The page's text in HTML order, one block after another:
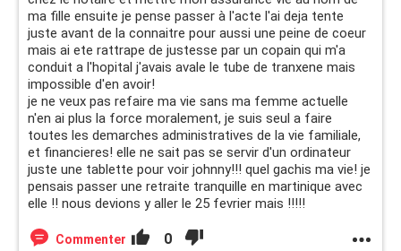
ma fille ensuite je pense passer à l'acte l'ai deja tente
juste avant de la connaitre pour aussi une peine de coeur
mais ai ete rattrape de justesse par un copain qui m'a
conduit a l'hopital j'avais avale le tube de tranxene mais
impossible d'en avoir!
je ne veux pas refaire ma vie sans ma femme actuelle
n'en ai plus la force moralement, je suis seul a faire
toutes les demarches administratives de la vie familiale,
et financieres! elle ne sait pas se servir d'un ordinateur
juste une tablette pour voir johnny!!! quel gachis ma vie! je
pensais passer une retraite tranquille en martinique avec
elle !! nous devions y aller le 25 fevrier mais !!!!!
Commenter 0